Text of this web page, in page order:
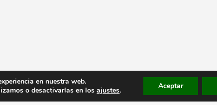
en nuestra web.
o desactivarlas en losajustes. Aceptar